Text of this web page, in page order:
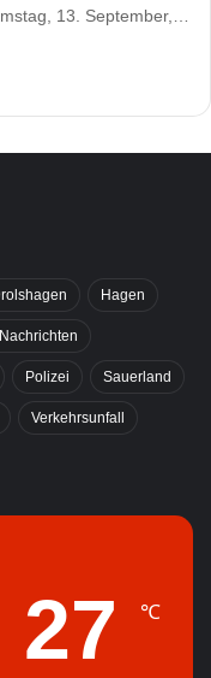
13. September,…
Hagen
Polizei Sauerland
Verkehrsunfall
27 ℃